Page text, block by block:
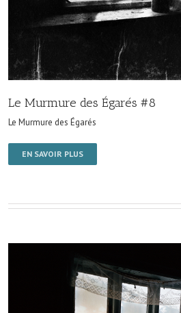
Le Murmure des Égarés #8
Le Murmure des Égarés
EN SAVOIR PLUS